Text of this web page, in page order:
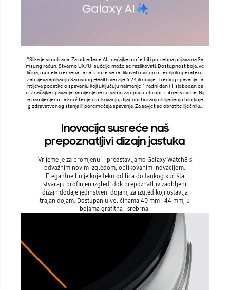
*Slika je simulirana. Za određene AI značajke može biti potrebna prijava na Sa
msung račun. Stvarno UX/UI sučelje može se razlikovati. Dostupnost boja, ve
ličina, modela i remena za sat može se razlikovati ovisno o zemlji ili operateru.
Zahtijeva aplikaciju Samsung Health verzije 6.24 ili novije. Trening spavanja za
htijeva podatke o spavanju koji uključuju najmanje 1 radni dan i 1 slobodan da
n. Značajke spavanja namijenjene su samo za opću dobrobit i fitness svrhe. Nij
e namijenjeno za korištenje u otkrivanju, dijagnosticiranju ili liječenju bilo koje
g zdravstvenog stanja ili poremećaja spavanja. Za savjet se obratite liječniku.
Inovacija susreće naš
prepoznatljivi dizajn jastuka
Vrijeme je za promjenu – predstavljamo Galaxy Watch8 s
odvažnim novim izgledom, oblikovanim inovacijom.
Elegantne linije koje teku od lica do tankog kućišta
stvaraju profinjen izgled, dok prepoznatljiv zaobljeni
dizajn dodaje jedinstveni dojam, za izgled koji ostavlja
trajan dojam. Dostupan u veličinama 40 mm i 44 mm, u
bojama grafitna i srebrna.